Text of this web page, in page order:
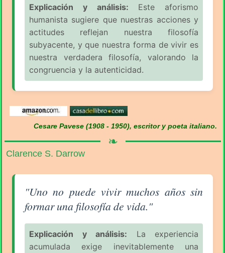
Explicación y análisis: Este aforismo
humanista sugiere que nuestras acciones y
actitudes reflejan nuestra filosofía
subyacente, y que nuestra forma de vivir es
nuestra verdadera filosofía, valorando la
congruencia y la autenticidad.
Cesare Pavese (1908 - 1950), escritor y poeta italiano.
❧
Clarence S. Darrow
Aforismo sobre la Filosofía (pág. 2/16) - Clarence
"Uno no puede vivir muchos años sin
formar una filosofía de vida."
Explicación y análisis: La experiencia
acumulada exige inevitablemente una